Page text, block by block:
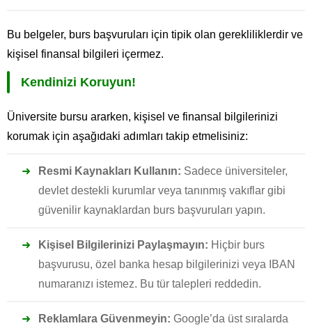
Bu belgeler, burs başvuruları için tipik olan gerekliliklerdir ve
kişisel finansal bilgileri içermez.
Kendinizi Koruyun!
Üniversite bursu ararken, kişisel ve finansal bilgilerinizi
korumak için aşağıdaki adımları takip etmelisiniz:
Resmi Kaynakları Kullanın: Sadece üniversiteler,
devlet destekli kurumlar veya tanınmış vakıflar gibi
güvenilir kaynaklardan burs başvuruları yapın.
Kişisel Bilgilerinizi Paylaşmayın: Hiçbir burs
başvurusu, özel banka hesap bilgilerinizi veya IBAN
numaranızı istemez. Bu tür talepleri reddedin.
Reklamlara Güvenmeyin: Google’da üst sıralarda